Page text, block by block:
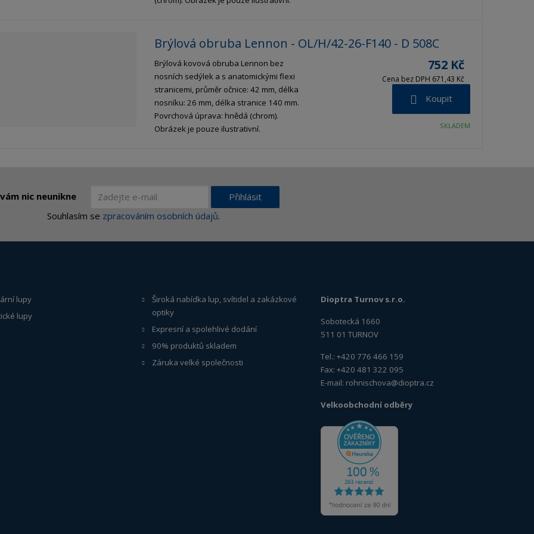
Brýlová obruba Lennon - OL/H/42-26-F140 - D 508C
Brýlová kovová obruba Lennon bez
nosních sedýlek a s anatomickými flexi
stranicemi, průměr očnice: 42 mm, délka
nosníku: 26 mm, délka stranice 140 mm.
Povrchová úprava: hnědá (chrom).
Obrázek je pouze ilustrativní.
752 Kč
Cena bez DPH 671,43 Kč
Koupit
SKLADEM
nic neunikne
Přihlásit
Souhlasím se zpracováním osobních údajů.
lupy
lupy
Široká nabídka lup, svítidel a zakázkové
optiky
Expresní a spolehlivé dodání
90% produktů skladem
Záruka velké společnosti
Dioptra Turnov s.r.o.
Sobotecká 1660
511 01 TURNOV
Tel.: +420 776 466 159
Fax: +420 481 322 095
E-mail: rohnischova@dioptra.cz
Velkoobchodní odběry